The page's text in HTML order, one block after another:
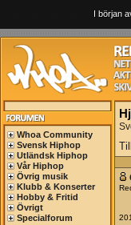
I början
Whoa Community
Svensk Hiphop
Utländsk Hiphop
Vår Hiphop
Övrig musik
Klubb & Konserter
Hobby & Fritid
Övrigt
Specialforum